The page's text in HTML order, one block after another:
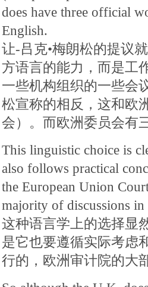
does have three official
English.
让-吕克•梅朗松的提议
方语言的能力，而是工
一些机构组织的一些会
松宣称的相反，这和欧
会）。而欧洲委员会有
This linguistic choice is
also follows practical
the European Union
majority of discussions
这种语言学上的选择显
是它也要遵循实际考虑
行的，欧洲审计院的大